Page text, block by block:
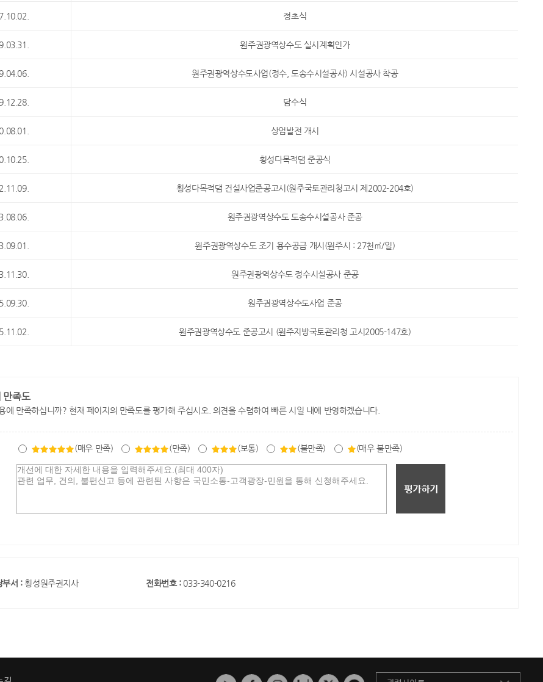
정초식
원주권광역상수도 실시계획인가
원주권광역상수도사업(정수, 도송수시설공사) 시설공사 착공
담수식
상업발전 개시
횡성다목적댐 준공식
횡성다목적댐 건설사업준공고시(원주국토관리청고시 제2002-204호)
원주권광역상수도 도송수시설공사 준공
원주권광역상수도 조기 용수공급 개시(원주시 : 27천㎥/일)
원주권광역상수도 정수시설공사 준공
원주권광역상수도사업 준공
원주권광역상수도 준공고시 (원주지방국토관리청 고시2005-147호)
만족도
에 만족하십니까? 현재 페이지의 만족도를 평가해 주십시오. 의견을 수렴하여 빠른 시일 내에 반영하겠습니다.
(매우 만족) (만족) (보통) (불만족) (매우 불만족)
부서 :횡성원주권지사 전화번호 : 033-340-0216